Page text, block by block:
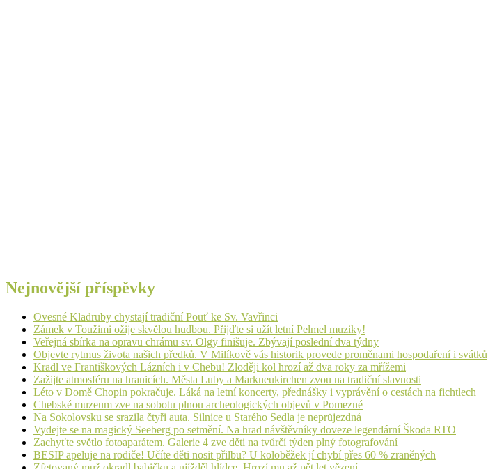
Nejnovější příspěvky
Ovesné Kladruby chystají tradiční Pouť ke Sv. Vavřinci
Zámek v Toužimi ožije skvělou hudbou. Přijďte si užít letní Pelmel muziky!
Veřejná sbírka na opravu chrámu sv. Olgy finišuje. Zbývají poslední dva týdny
Objevte rytmus života našich předků. V Milíkově vás historik provede proměnami hospodaření i svátků
Kradl ve Františkových Lázních i v Chebu! Zloději kol hrozí až dva roky za mřížemi
Zažijte atmosféru na hranicích. Města Luby a Markneukirchen zvou na tradiční slavnosti
Léto v Domě Chopin pokračuje. Láká na letní koncerty, přednášky i vyprávění o cestách na fichtlech
Chebské muzeum zve na sobotu plnou archeologických objevů v Pomezné
Na Sokolovsku se srazila čtyři auta. Silnice u Starého Sedla je neprůjezdná
Vydejte se na magický Seeberg po setmění. Na hrad návštěvníky doveze legendární Škoda RTO
Zachyťte světlo fotoaparátem. Galerie 4 zve děti na tvůrčí týden plný fotografování
BESIP apeluje na rodiče! Učíte děti nosit přilbu? U koloběžek jí chybí přes 60 % zraněných